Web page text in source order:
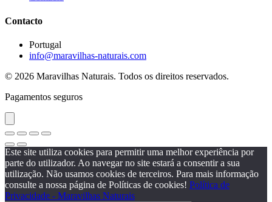
Contacto
Portugal
info@maravilhas-naturais.com
© 2026 Maravilhas Naturais. Todos os direitos reservados.
Pagamentos seguros
Este site utiliza cookies para permitir uma melhor experiência por
parte do utilizador. Ao navegar no site estará a consentir a sua
utilização. Não usamos cookies de terceiros. Para mais informação
consulte a nossa página de Políticas de cookies! Política de
Privacidade - Maravilhas Naturais